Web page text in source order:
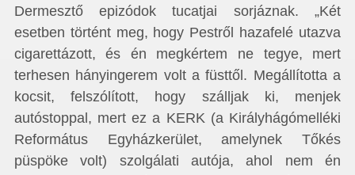
Dermesztő epizódok tucatjai sorjáznak. „Két
esetben történt meg, hogy Pestről hazafelé utazva
cigarettázott, és én megkértem ne tegye, mert
terhesen hányingerem volt a füsttől. Megállította a
kocsit, felszólított, hogy szálljak ki, menjek
autóstoppal, mert ez a KERK (a Királyhágómelléki
Református Egyházkerület, amelynek Tőkés
püspöke volt) szolgálati autója, ahol nem én